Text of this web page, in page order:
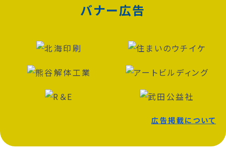
バナー広告
広告掲載について